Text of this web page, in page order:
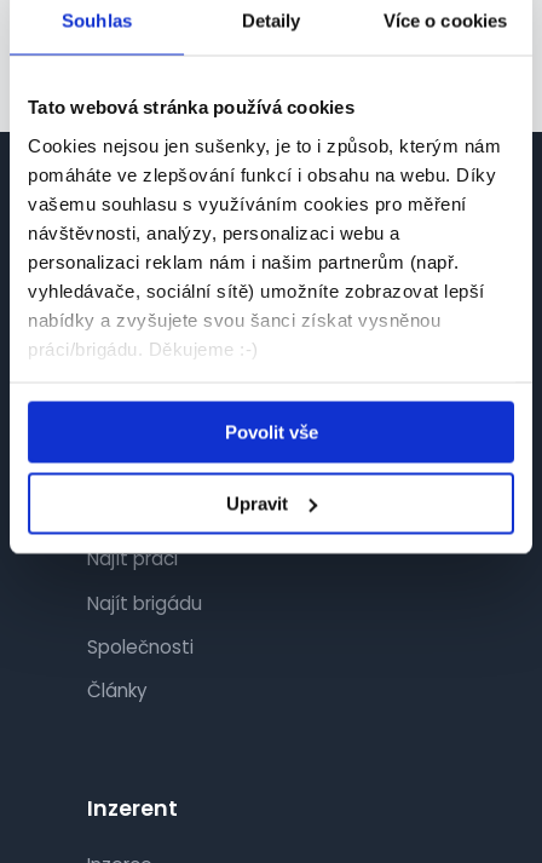
Souhlas Detaily Více o cookies
Tato webová stránka používá cookies
Cookies nejsou jen sušenky, je to i způsob, kterým nám
pomáháte ve zlepšování funkcí i obsahu na webu. Díky
vašemu souhlasu s využíváním cookies pro měření
návštěvnosti, analýzy, personalizaci webu a
personalizaci reklam nám i našim partnerům (např.
vyhledávače, sociální sítě) umožníte zobrazovat lepší
nabídky a zvyšujete svou šanci získat vysněnou
práci/brigádu. Děkujeme :-)
Povolit vše
Upravit
• Rozšiřte geografické vyhledávání
Česká platforma pro hledání práce a talentů.
Spojujeme kandidáty se zaměstnavateli.
Najít práci
Najít brigádu
Společnosti
Články
Inzerent